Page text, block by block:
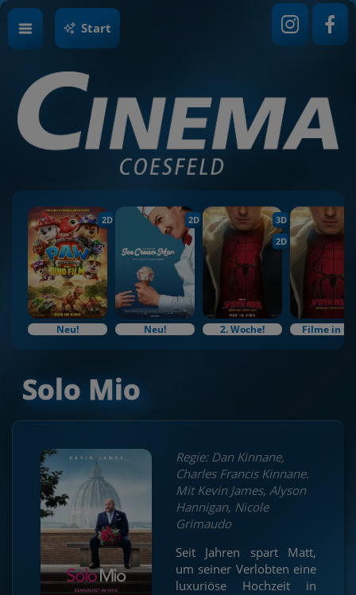
Start
2D
Neu!
2D
Neu!
3D
2D
2. Woche! Filme in
Solo Mio
Regie: Dan Kinnane,
Charles Francis Kinnane.
Mit Kevin James, Alyson
Hannigan, Nicole
Grimaudo
Seit Jahren spart Matt,
um seiner Verlobten eine
luxuriöse Hochzeit in